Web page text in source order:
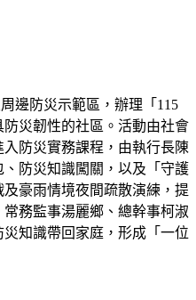
邊防災示範區，辦理「115
災韌性的社區。活動由社會
防災實務課程，由執行長陳
防災知識闖關，以及「守護
豪雨情境夜間疏散演練，提
務監事湯麗鄉、總幹事柯淑
知識帶回家庭，形成「一位